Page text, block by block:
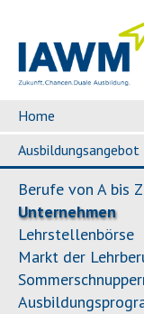
Home
Ausbildungsangebot
Berufe von A bis Z
Unternehmen
Lehrstellenbörse
Markt der